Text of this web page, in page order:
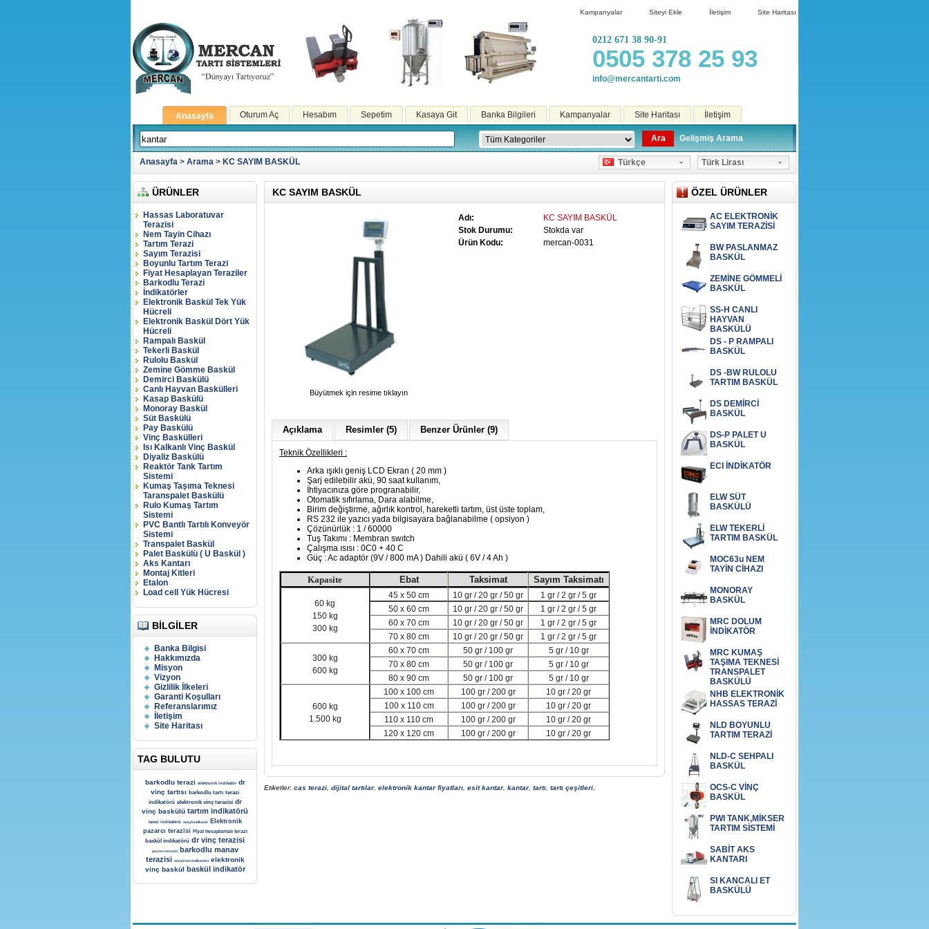
Kampanyalar Siteyi Ekle İletişim Site Haritası
0212 671 38 90-91
0505 378 25 93
info@mercantarti.com
Anasayfa Oturum Aç Hesabım Sepetim Kasaya Git Banka Bilgileri Kampanyalar Site Haritası İletişim
Ara Gelişmiş Arama
Anasayfa > Arama > KC SAYIM BASKÜL Türk Lirası
Türkçe
ÜRÜNLER
Hassas Laboratuvar
Terazisi
Nem Tayin Cihazı
Tartım Terazi
Sayım Terazisi
Boyunlu Tartım Terazi
Fiyat Hesaplayan Teraziler
Barkodlu Terazi
İndikatörler
Elektronik Baskül Tek Yük
Hücreli
Elektronik Baskül Dört Yük
Hücreli
Rampalı Baskül
Tekerli Baskül
Rulolu Baskül
Zemine Gömme Baskül
Demirci Baskülü
Canlı Hayvan Baskülleri
Kasap Baskülü
Monoray Baskül
Süt Baskülü
Pay Baskülü
Vinç Baskülleri
Isı Kalkanlı Vinç Baskül
Diyaliz Baskülü
Reaktör Tank Tartım
Sistemi
Kumaş Taşıma Teknesi
Taranspalet Baskülü
Rulo Kumaş Tartım
Sistemi
PVC Bantlı Tartılı Konveyör
Sistemi
Transpalet Baskül
Palet Baskülü ( U Baskül )
Aks Kantarı
Montaj Kitleri
Etalon
Load cell Yük Hücresi
BILGILER
Banka Bilgisi
Hakkımızda
Misyon
Vizyon
Gizlilik İlkeleri
Garanti Koşulları
Referanslarımız
İletişim
Site Haritası
TAG BULUTU
barkodlu terazi elektronik indikatör dr
vinç tartısı barkodlu tartı terazi
indikatörü elektronik vinç terazisi dr
vinç baskülü tartım indikatörü
tarezi indikatörü onaylı indikator
Elektronik
pazarcı terazisi
Fİyat hesaplamalı terazi
baskül indikatörü dr vinç terazisi
pazarcı terazisi barkodlu manav
terazisi onaylı tartı indikatörü elektronik
vinç baskül baskül indikatör
ÖZEL ÜRÜNLER
AC ELEKTRONİK
SAYIM TERAZİSİ
BW PASLANMAZ
BASKÜL
ZEMİNE GÖMMELİ
BASKÜL
SS-H CANLI
HAYVAN
BASKÜLÜ
DS - P RAMPALI
BASKÜL
DS -BW RULOLU
TARTIM BASKÜL
DS DEMİRCİ
BASKÜL
DS-P PALET U
BASKÜL
ECI İNDİKATÖR
ELW SÜT
BASKÜLÜ
ELW TEKERLİ
TARTIM BASKÜL
MOC63u NEM
TAYİN CİHAZI
MONORAY
BASKÜL
MRC DOLUM
İNDİKATÖR
MRC KUMAŞ
TAŞIMA TEKNESİ
TRANSPALET
BASKÜLÜ
NHB ELEKTRONİK
HASSAS TERAZİ
NLD BOYUNLU
TARTIM TERAZİ
NLD-C SEHPALI
BASKÜL
OCS-C VİNÇ
BASKÜL
PWI TANK,MİKSER
TARTIM SİSTEMİ
SABİT AKS
KANTARI
SI KANCALI ET
BASKÜLÜ
KC SAYIM BASKÜL
Büyütmek için resime tıklayın
Adı:
KC SAYIM BASKÜL
Stok Durumu:
Stokda var
Ürün Kodu:
mercan-0031
Açıklama Resimler (5) Benzer Ürünler (9)
Teknik Özellikleri :
Arka ışıklı geniş LCD Ekran ( 20 mm )
Şarj edilebilir akü, 90 saat kullanım,
İhtiyacınıza göre progranabilir,
Otomatik sıfırlama, Dara alabilme,
Birim değiştirme, ağırlık kontrol, hareketli tartım, üst üste toplam,
RS 232 ile yazıcı yada bilgisayara bağlanabilme ( opsiyon )
Çözünürlük : 1 / 60000
Tuş Takımı : Membran swıtch
Çalışma ısısı : 0C0 + 40 C
Güç : Ac adaptör (9V / 800 mA ) Dahili akü ( 6V / 4 Ah )
Kapasite Ebat Taksimat Sayım Taksimatı
60 kg
150 kg
300 kg
45 x 50 cm 10 gr / 20 gr / 50 gr
1 gr / 2 gr / 5 gr
50 x 60 cm 10 gr / 20 gr / 50 gr
1 gr / 2 gr / 5 gr
60 x 70 cm 10 gr / 20 gr / 50 gr
1 gr / 2 gr / 5 gr
70 x 80 cm 10 gr / 20 gr / 50 gr 1 gr / 2 gr / 5 gr
300 kg
600 kg
60 x 70 cm 50 gr / 100 gr
5 gr / 10 gr
70 x 80 cm 50 gr / 100 gr
5 gr / 10 gr
80 x 90 cm 50 gr / 100 gr 5 gr / 10 gr
600 kg
1.500 kg
100 x 100 cm 100 gr / 200 gr
10 gr / 20 gr
100 x 110 cm 100 gr / 200 gr
10 gr / 20 gr
110 x 110 cm 100 gr / 200 gr
10 gr / 20 gr
120 x 120 cm 100 gr / 200 gr 10 gr / 20 gr
Etiketler: cas terazi dijital tartılar, elektronik kantar fiyatları esit kantar, kantar, tartı tartı çeşitleri